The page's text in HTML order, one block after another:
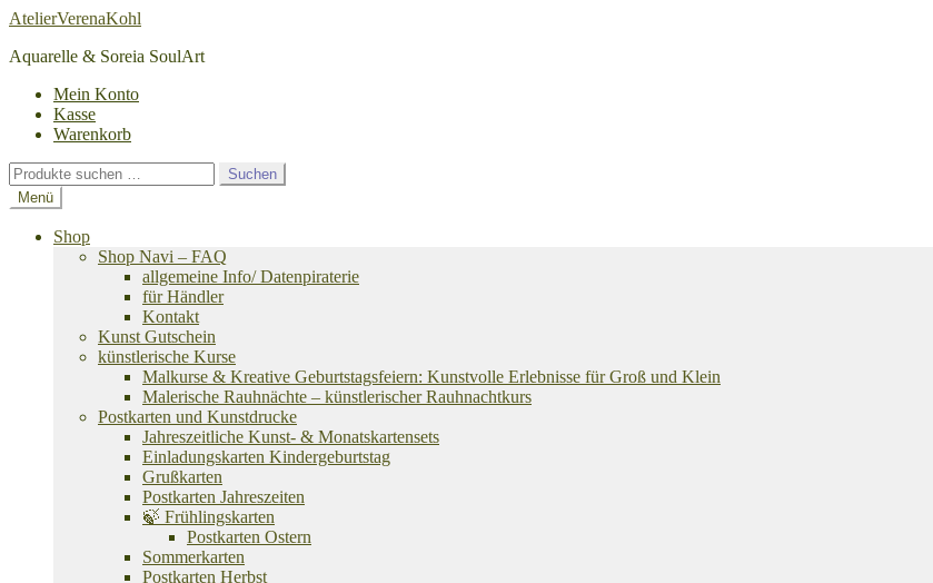
Zur
springen
Zum
springen
AtelierVerenaKohl
Aquarelle & Soreia SoulArt
Mein Konto
Kasse
Warenkorb
Suchen
nach:
Suchen
Menü
Shop
Shop Navi – FAQ
allgemeine Info/ Datenpiraterie
für Händler
Kontakt
Kunst Gutschein
künstlerische Kurse
Malkurse & Kreative Geburtstagsfeiern: Kunstvolle Erlebnisse für Groß und Klein
Malerische Rauhnächte – künstlerischer Rauhnachtkurs
Postkarten und Kunstdrucke
Jahreszeitliche Kunst- & Monatskartensets
Einladungskarten Kindergeburtstag
Grußkarten
Postkarten Jahreszeiten
🍃 Frühlingskarten
Postkarten Ostern
Sommerkarten
Postkarten Herbst